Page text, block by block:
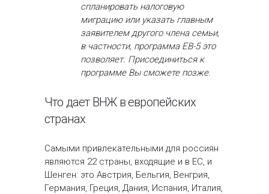
спланировать налоговую
миграцию или указать главным
заявителем другого члена семьи,
в частности, программа EB-5 это
позволяет. Присоединиться к
программе Вы сможете позже.
Что дает ВНЖ в европейских
странах
Самыми привлекательными для россиян
являются 22 страны, входящие и в ЕС, и
Шенген: это Австрия, Бельгия, Венгрия,
Германия, Греция, Дания, Испания, Италия,